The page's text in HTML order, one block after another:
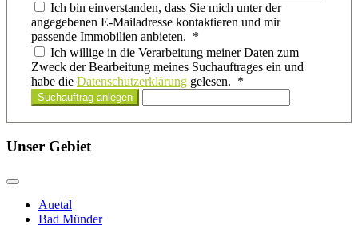
Ich bin einverstanden, dass Sie mich unter der
angegebenen E-Mailadresse kontaktieren und mir
passende Immobilien anbieten. *
Ich willige in die Verarbeitung meiner Daten zum
Zweck der Bearbeitung meines Suchauftrages ein und
habe die Datenschutzerklärung gelesen. *
Suchauftrag anlegen
Unser Gebiet
Auetal
Bad Münder